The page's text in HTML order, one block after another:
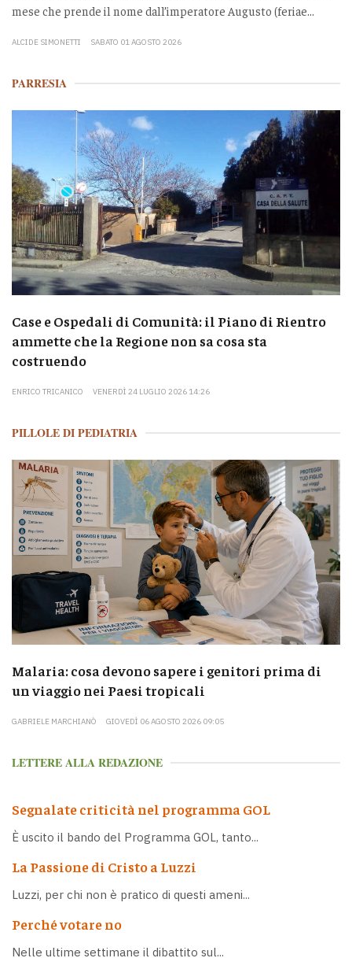
mese che prende il nome dall’imperatore Augusto (feriae...
ALCIDE SIMONETTI SABATO 01 AGOSTO 2026
PARRESIA
Case e Ospedali di Comunità: il Piano di Rientro
ammette che la Regione non sa cosa sta
costruendo
ENRICO TRICANICO VENERDÌ 24 LUGLIO 2026 14:26
PILLOLE DI PEDIATRIA
Malaria: cosa devono sapere i genitori prima di
un viaggio nei Paesi tropicali
GABRIELE MARCHIANÒ GIOVEDÌ 06 AGOSTO 2026 09:05
LETTERE ALLA REDAZIONE
Segnalate criticità nel programma GOL
È uscito il bando del Programma GOL, tanto...
La Passione di Cristo a Luzzi
Luzzi, per chi non è pratico di questi ameni...
Perché votare no
Nelle ultime settimane il dibattito sul...